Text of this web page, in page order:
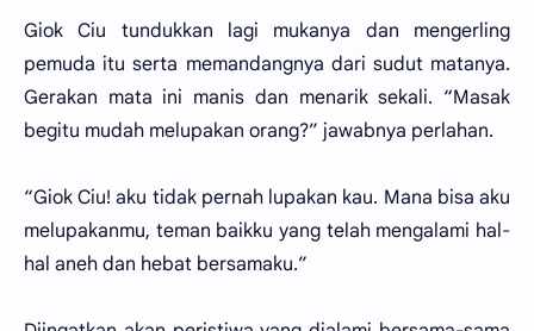
Giok Ciu tundukkan lagi mukanya dan mengerling
pemuda itu serta memandangnya dari sudut matanya.
Gerakan mata ini manis dan menarik sekali. “Masak
begitu mudah melupakan orang?” jawabnya perlahan.
“Giok Ciu! aku tidak pernah lupakan kau. Mana bisa aku
melupakanmu, teman baikku yang telah mengalami hal-
hal aneh dan hebat bersamaku.”